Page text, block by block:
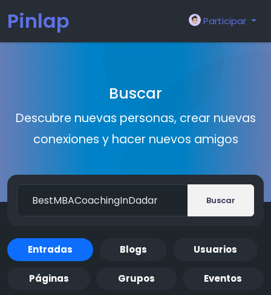
Pinlap Participar
Buscar
Descubre nuevas personas, crear nuevas
conexiones y hacer nuevos amigos
Buscar
Entradas Blogs Usuarios
Páginas Grupos Eventos